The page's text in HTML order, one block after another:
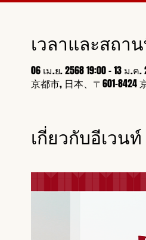
เวลาและสถา
06 เม.ย. 2568 19:00 – 13 ม.ค.
京都市, 日本、〒601-8424
เกี่ยวกับอีเวนท์